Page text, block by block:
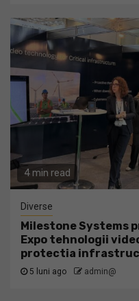
4 min read
Diverse
Milestone Systems
Expo tehnologii
protectia
5 luni ago admin@